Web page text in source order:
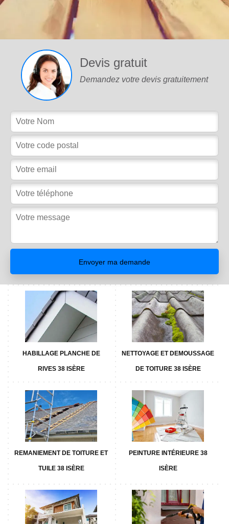
Devis gratuit
Demandez votre devis gratuitement
HABILLAGE PLANCHE DE
RIVES 38 ISÈRE
NETTOYAGE ET DEMOUSSAGE
DE TOITURE 38 ISÈRE
REMANIEMENT DE TOITURE ET
TUILE 38 ISÈRE
PEINTURE INTÉRIEURE 38
ISÈRE